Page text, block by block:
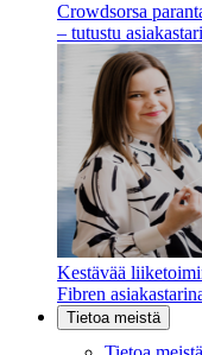
Crowdsorsa
– tutustu
Kestävää
Fibren
Tietoa meistä